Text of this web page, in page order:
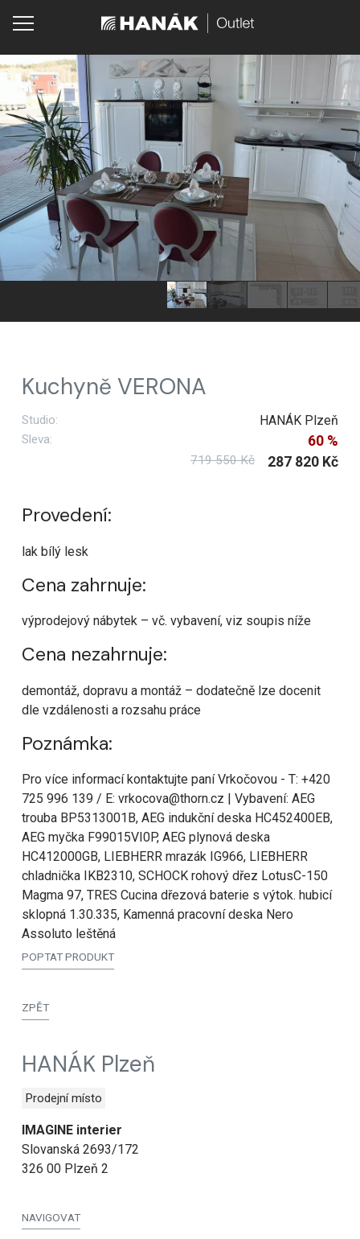
Kuchyně VERONA
Studio: HANÁK Plzeň
Sleva: 60 %
719 550 Kč 287 820 Kč
Provedení:
lak bílý lesk
Cena zahrnuje:
výprodejový nábytek – vč. vybavení, viz soupis níže
Cena nezahrnuje:
demontáž, dopravu a montáž – dodatečně lze docenit
dle vzdálenosti a rozsahu práce
Poznámka:
Pro více informací kontaktujte paní Vrkočovou - T: +420
725 996 139 / E: vrkocova@thorn.cz | Vybavení: AEG
trouba BP5313001B, AEG indukční deska HC452400EB,
AEG myčka F99015VI0P, AEG plynová deska
HC412000GB, LIEBHERR mrazák IG966, LIEBHERR
chladnička IKB2310, SCHOCK rohový dřez LotusC-150
Magma 97, TRES Cucina dřezová baterie s výtok. hubicí
sklopná 1.30.335, Kamenná pracovní deska Nero
Assoluto leštěná
POPTAT PRODUKT
ZPĚT
HANÁK Plzeň
Prodejní místo
IMAGINE interier
Slovanská 2693/172
326 00 Plzeň 2
NAVIGOVAT